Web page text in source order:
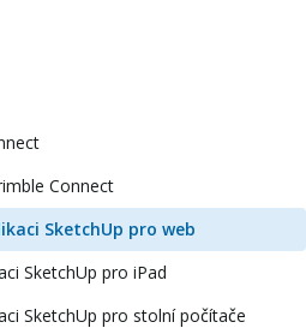
Connect
SketchUp pro web
SketchUp pro iPad
SketchUp pro stolní počítače